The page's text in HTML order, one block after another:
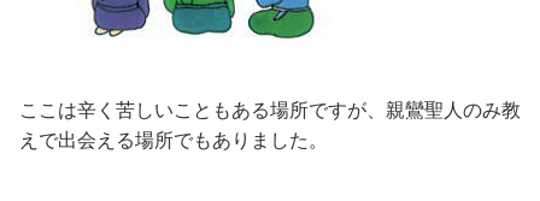
ここは辛く苦しいこともある場所ですが、親鸞聖人のみ教
えで出会える場所でもありました。